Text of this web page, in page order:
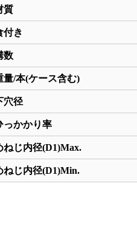
質
付き
数
量/本(ケース含む)
穴径
っかかり率
ねじ内径(D1)Max.
ねじ内径(D1)Min.